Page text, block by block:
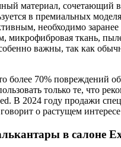
материал,
в премиальных
необходимо
микрофибровая ткань,
важны, так как
более 70% повреждений
только те, что
В 2024 году продажи
о растущем
в салоне